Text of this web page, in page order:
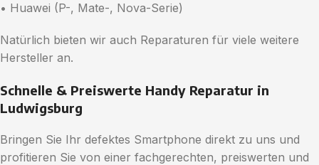
• Huawei (P-, Mate-, Nova-Serie)
Natürlich bieten wir auch Reparaturen für viele weitere
Hersteller an.
Schnelle & Preiswerte Handy Reparatur in
Ludwigsburg
Bringen Sie Ihr defektes Smartphone direkt zu uns und
profitieren Sie von einer fachgerechten, preiswerten und